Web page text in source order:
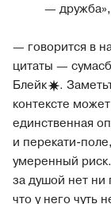
— дружба»,
— говорится в
цитаты —
Блейк
.
контексте
единственная
и перекати-
умеренный риск.
за душой нет ни
что у него чуть